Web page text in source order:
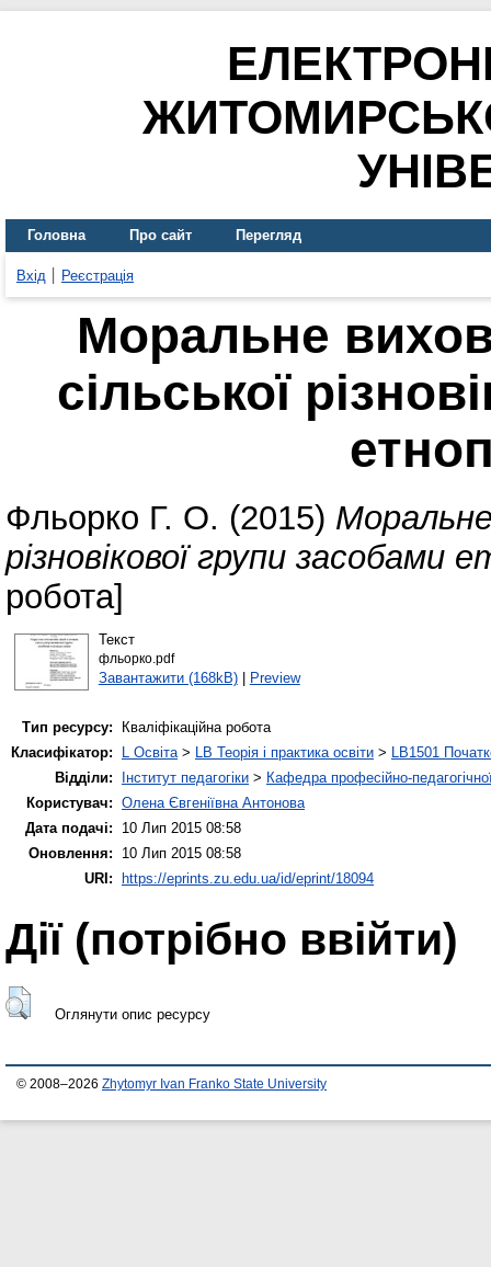
Головна Про сайт Перегляд
Вхід Реєстрація
Моральне
сільської
Фльорко Г. О. (2015) Моральне
різновікової групи засобами
робота]
Текст
фльорко.pdf
Завантажити (168kB)| Preview
Тип ресурсу:
Кваліфікаційна робота
Класифікатор:
L Освіта> LB Теорія і практика освіти > LB1501
Відділи:
Інститут педагогіки > Кафедра професійно-
Користувач: Олена Євгеніївна Антонова
Дата подачі:
10 Лип 2015 08:58
Оновлення:
10 Лип 2015 08:58
URI:
https://eprints.zu.edu.ua/id/eprint/18094
Дії ​​(потрібно ввійти)
Оглянути опис ресурсу
© 2008–2026 Zhytomyr Ivan Franko State University